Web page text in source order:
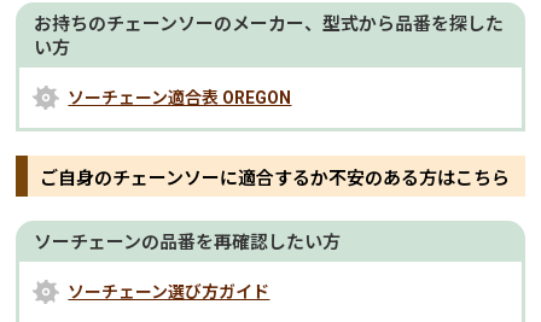
お持ちのチェーンソーのメーカー、型式から品番を探した
い方
ソーチェーン適合表 OREGON
ご自身のチェーンソーに適合するか不安のある方はこちら
ソーチェーンの品番を再確認したい方
ソーチェーン選び方ガイド